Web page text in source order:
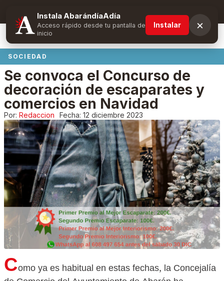
Suscríbete y obtén ventajas exclusivas
SOCIEDAD
Se convoca el Concurso de
decoración de escaparates y
comercios en Navidad
Por: Redaccion Fecha: 12 diciembre 2023
Como ya es habitual en estas fechas, la Concejalía
Instala AbarándíaAdía
Acceso rápido desde tu pantalla de
inicio
Instalar ×